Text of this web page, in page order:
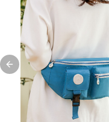
Previous slide